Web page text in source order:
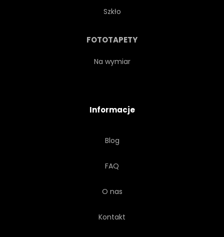
Szkło
FOTOTAPETY
Na wymiar
Informacje
Blog
FAQ
O nas
Kontakt